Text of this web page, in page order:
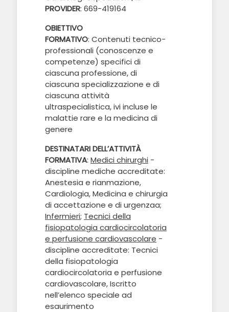
PROVIDER: 669-419164
OBIETTIVO
FORMATIVO: Contenuti tecnico-
professionali (conoscenze e
competenze) specifici di
ciascuna professione, di
ciascuna specializzazione e di
ciascuna attività
ultraspecialistica, ivi incluse le
malattie rare e la medicina di
genere
DESTINATARI DELL’ATTIVITÀ
FORMATIVA: Medici chirurghi -
discipline mediche accreditate:
Anestesia e rianmazione,
Cardiologia, Medicina e chirurgia
di accettazione e di urgenzaa;
Infermieri; Tecnici della
fisiopatologia cardiocircolatoria
e perfusione cardiovascolare -
discipline accreditate: Tecnici
della fisiopatologia
cardiocircolatoria e perfusione
cardiovascolare, Iscritto
nell’elenco speciale ad
esaurimento